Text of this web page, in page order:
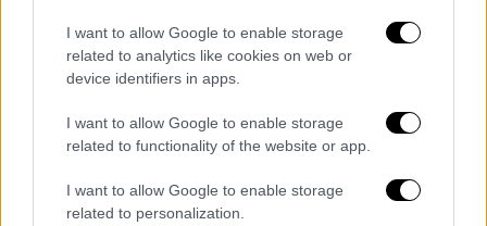
I want to allow Google to enable storage
related to analytics like cookies on web or
device identifiers in apps.
I want to allow Google to enable storage
related to functionality of the website or app.
I want to allow Google to enable storage
related to personalization.
ιρανικούς πυραύλους ή μη επανδρωμένα
αεροσκάφη εάν εισέλθουν στον εναέριο
Ισραήλ.
ήταν σαφές: Στους Ισραηλινούς, ότι δεν θα